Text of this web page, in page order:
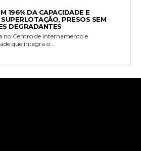
196% DA CAPACIDADE E
PRESOS SEM
DEGRADANTES
no Centro de Internamento e
que integra o...